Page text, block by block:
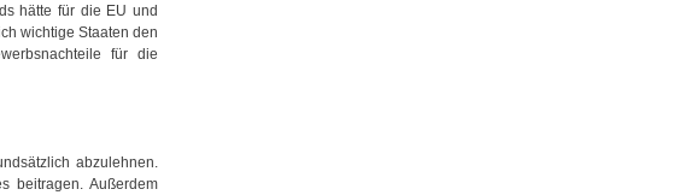
hätte für die EU und
wichtige Staaten den
für die
abzulehnen.
beitragen. Außerdem